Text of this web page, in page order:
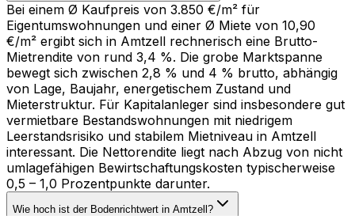
Bei einem Ø Kaufpreis von 3.850 €/m² für
Eigentumswohnungen und einer Ø Miete von 10,90
€/m² ergibt sich in Amtzell rechnerisch eine Brutto-
Mietrendite von rund 3,4 %. Die grobe Marktspanne
bewegt sich zwischen 2,8 % und 4 % brutto, abhängig
von Lage, Baujahr, energetischem Zustand und
Mieterstruktur. Für Kapitalanleger sind insbesondere gut
vermietbare Bestandswohnungen mit niedrigem
Leerstandsrisiko und stabilem Mietniveau in Amtzell
interessant. Die Nettorendite liegt nach Abzug von nicht
umlagefähigen Bewirtschaftungskosten typischerweise
0,5 – 1,0 Prozentpunkte darunter.
Wie hoch ist der Bodenrichtwert in Amtzell?